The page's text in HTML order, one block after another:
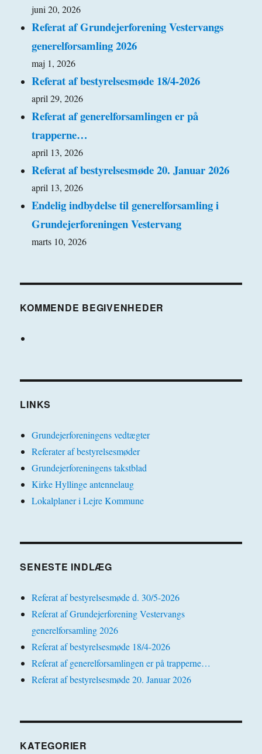
juni 20, 2026
Referat af Grundejerforening Vestervangs
generelforsamling 2026
maj 1, 2026
Referat af bestyrelsesmøde 18/4-2026
april 29, 2026
Referat af generelforsamlingen er på
trapperne…
april 13, 2026
Referat af bestyrelsesmøde 20. Januar 2026
april 13, 2026
Endelig indbydelse til generelforsamling i
Grundejerforeningen Vestervang
marts 10, 2026
KOMMENDE BEGIVENHEDER
LINKS
Grundejerforeningens vedtægter
Referater af bestyrelsesmøder
Grundejerforeningens takstblad
Kirke Hyllinge antennelaug
Lokalplaner i Lejre Kommune
SENESTE INDLÆG
Referat af bestyrelsesmøde d. 30/5-2026
Referat af Grundejerforening Vestervangs
generelforsamling 2026
Referat af bestyrelsesmøde 18/4-2026
Referat af generelforsamlingen er på trapperne…
Referat af bestyrelsesmøde 20. Januar 2026
KATEGORIER